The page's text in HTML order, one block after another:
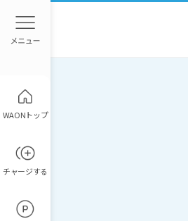
WAONトップ
チャージする